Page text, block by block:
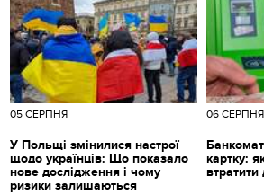
05 СЕРПНЯ
У Польщі змінилися настрої
щодо українців: Що показало
нове дослідження і чому
ризики залишаються
06 СЕРПНЯ
картку: